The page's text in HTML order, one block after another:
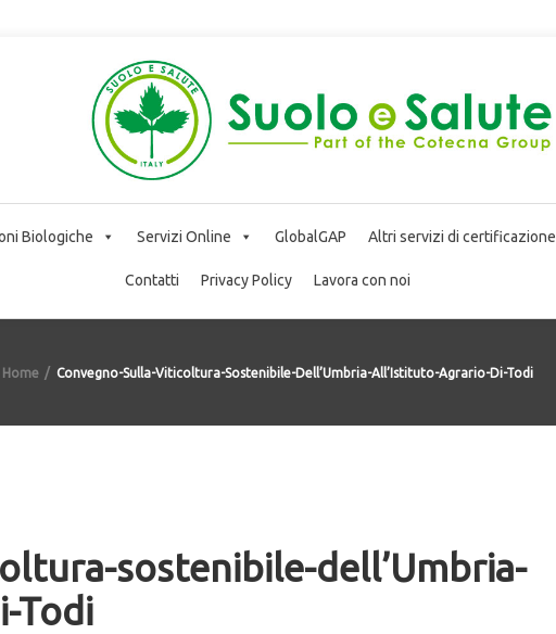
Biologiche Servizi Online GlobalGAP Altri servizi di certificazione
Contatti Privacy Policy Lavora con noi
Home Convegno-Sulla-Viticoltura-Sostenibile-Dell’Umbria-All’Istituto-Agrario-Di-Todi
sostenibile-dell’Umbria-
Todi